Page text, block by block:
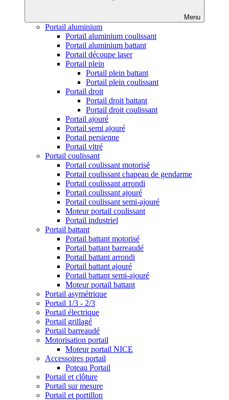
Menu
Portail aluminium
Portail aluminium coulissant
Portail aluminium battant
Portail découpe laser
Portail plein
Portail plein battant
Portail plein coulissant
Portail droit
Portail droit battant
Portail droit coulissant
Portail ajouré
Portail semi ajouré
Portail persienne
Portail vitré
Portail coulissant
Portail coulissant motorisé
Portail coulissant chapeau de gendarme
Portail coulissant arrondi
Portail coulissant ajouré
Portail coulissant semi-ajouré
Moteur portail coulissant
Portail industriel
Portail battant
Portail battant motorisé
Portail battant barreaudé
Portail battant arrondi
Portail battant ajouré
Portail battant semi-ajouré
Moteur portail battant
Portail asymétrique
Portail 1/3 - 2/3
Portail électrique
Portail grillagé
Portail barreaudé
Motorisation portail
Moteur portail NICE
Accessoires portail
Poteau Portail
Portail et clôture
Portail sur mesure
Portail et portillon